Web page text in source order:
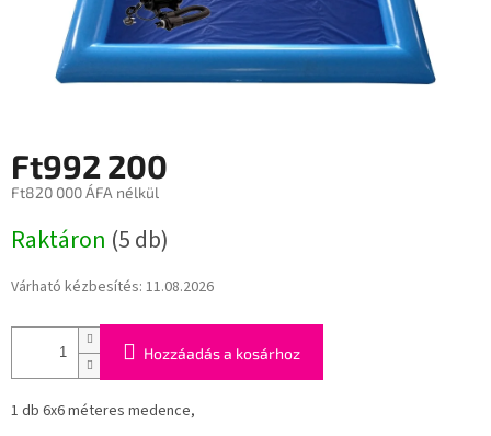
Ft992 200
Ft820 000 ÁFA nélkül
Raktáron (5 db)
Várható kézbesítés: 11.08.2026
Hozzáadás a kosárhoz
1 db 6x6 méteres medence,